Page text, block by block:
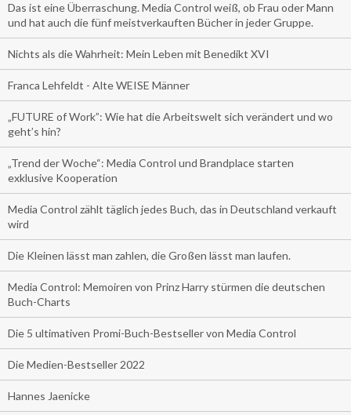
Das ist eine Überraschung. Media Control weiß, ob Frau oder Mann
und hat auch die fünf meistverkauften Bücher in jeder Gruppe.
Nichts als die Wahrheit: Mein Leben mit Benedikt XVI
Franca Lehfeldt - Alte WEISE Männer
„FUTURE of Work”: Wie hat die Arbeitswelt sich verändert und wo
geht’s hin?
„Trend der Woche“: Media Control und Brandplace starten
exklusive Kooperation
Media Control zählt täglich jedes Buch, das in Deutschland verkauft
wird
Die Kleinen lässt man zahlen, die Großen lässt man laufen.
Media Control: Memoiren von Prinz Harry stürmen die deutschen
Buch-Charts
Die 5 ultimativen Promi-Buch-Bestseller von Media Control
Die Medien-Bestseller 2022
Hannes Jaenicke